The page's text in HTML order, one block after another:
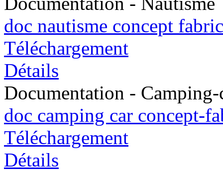
doc nautisme concept
Téléchargement
Détails
Documentation - Camping-
doc camping car concept-
Téléchargement
Détails